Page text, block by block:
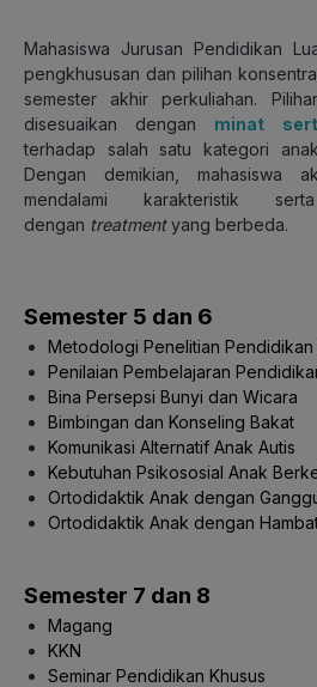
Mahasiswa Jurusan Pendidikan
pengkhususan dan pilihan
semester akhir perkuliahan.
disesuaikan dengan minat
terhadap salah satu kategori
Dengan demikian, mahasiswa
mendalami karakteristik
dengan treatmentyang berbeda.
Semester 5 dan 6
Metodologi Penelitian Pendidikan
Penilaian Pembelajaran
Bina Persepsi Bunyi dan Wicara
Bimbingan dan Konseling Bakat
Komunikasi Alternatif Anak Autis
Kebutuhan Psikososial Anak
Ortodidaktik Anak dengan
Ortodidaktik Anak dengan
Semester 7 dan 8
Magang
KKN
Seminar Pendidikan Khusus